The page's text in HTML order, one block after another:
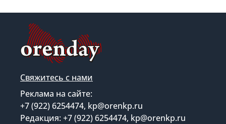
Свяжитесь с нами
Реклама на сайте:
+7 (922) 6254474, kp@orenkp.ru
Редакция: +7 (922) 6254474, kp@orenkp.ru